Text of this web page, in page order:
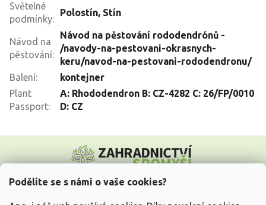
Podělíte se s námi o vaše cookies?
Světelné
podmínky:
Polostín, Stín
Návod na
pěstování:
Návod na pěstování rododendrónů -
/navody-na-pestovani-okrasnych-
keru/navod-na-pestovani-rododendronu/
Balení:
kontejner
Plant
Passport:
A: Rhododendron B: CZ-4282 C: 26/FP/0010
D: CZ
p